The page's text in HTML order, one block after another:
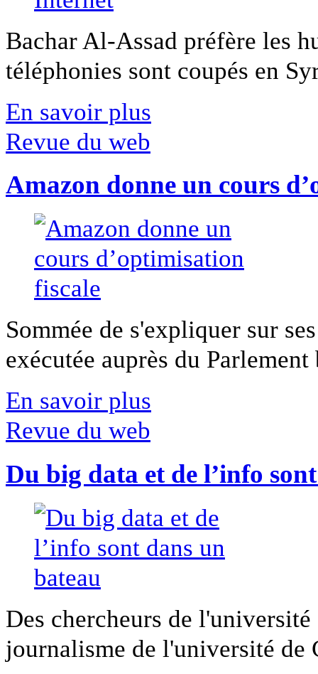
Bachar Al-Assad préfère les
téléphonies sont coupés en
En savoir plus
Revue du web
Amazon donne un cours
Sommée de s'expliquer sur
exécutée auprès du
En savoir plus
Revue du web
Du big data et de l’info
Des chercheurs de
journalisme de l'université